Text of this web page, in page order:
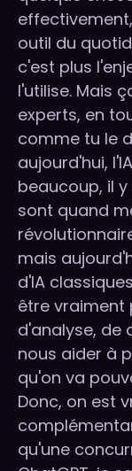
outil du
c'est plus
l'utilise. Mais
experts, en
comme tu le
aujourd'hui,
beaucoup, il
sont quand
mais
d'IA
être vraiment
d'analyse, de
nous aider à
qu'on va
Donc, on est
qu'une